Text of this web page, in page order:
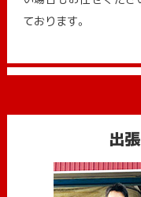
ております。
出